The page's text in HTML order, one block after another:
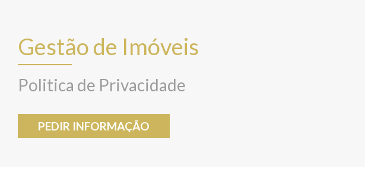
Gestão de Imóveis
Politica de Privacidade
PEDIR INFORMAÇÃO